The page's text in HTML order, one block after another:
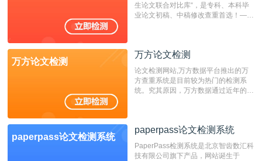
生论文联合对比库“，是专科、本科毕
业论文初稿、中稿修改查重首选！——
万方论文检测
万方论文检测
论文检测网站,万方数据平台推出的万
方查重系统是目前较为热门的检测系
统。究其原因，万方数据通过近年的发
非。其次，相对于知网而言，万方检测
重的推荐系统。
paperpass论文检测系统
paperpass论文检测系统
PaperPass检测系统是北京智齿数汇科
技有限公司旗下产品，网站诞生于